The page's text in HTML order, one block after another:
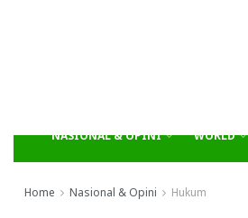
NASIONAL & OPINI WORLD
Home
Nasional & Opini Hukum